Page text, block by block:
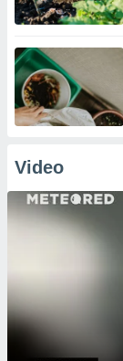
Video